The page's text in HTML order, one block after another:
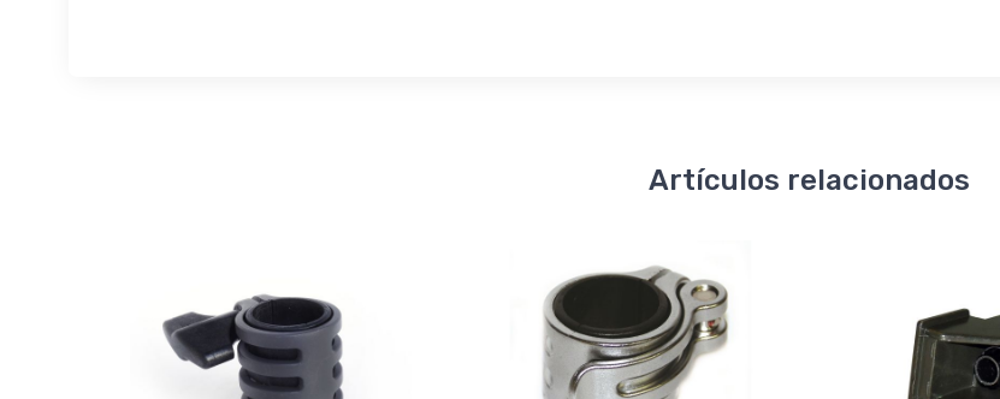
Artículos relacionados